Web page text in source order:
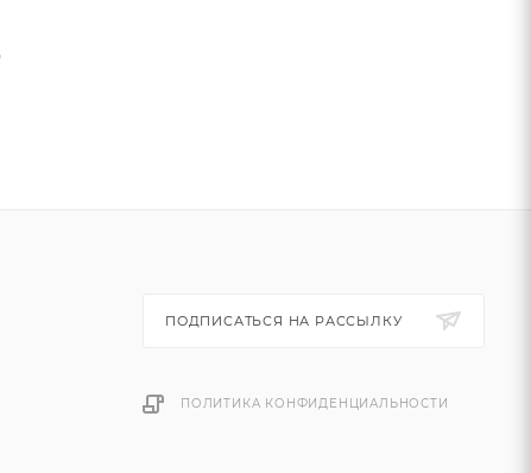
ПОДПИСАТЬСЯ НА РАССЫЛКУ
ПОЛИТИКА КОНФИДЕНЦИАЛЬНОСТИ